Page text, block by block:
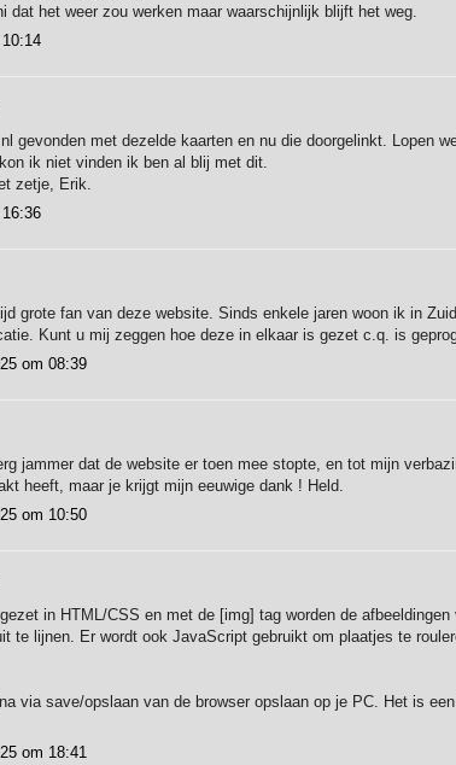
dat het weer zou werken maar waarschijnlijk blijft het weg.
gevonden met dezelde kaarten en nu die doorgelinkt. Lopen
ik niet vinden ik ben al blij met dit.
zetje, Erik.
grote fan van deze website. Sinds enkele jaren woon ik in
Kunt u mij zeggen hoe deze in elkaar is gezet c.q. is
om 08:39
jammer dat de website er toen mee stopte, en tot mijn
heeft, maar je krijgt mijn eeuwige dank ! Held.
om 10:50
in HTML/CSS en met de [img] tag worden de
te lijnen. Er wordt ook JavaScript gebruikt om plaatjes te
via save/opslaan van de browser opslaan op je PC. Het is
om 18:41